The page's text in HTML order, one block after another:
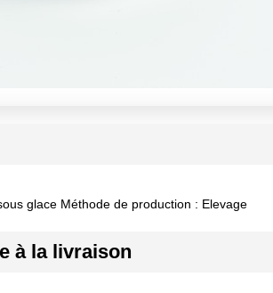
glace Méthode de production : Elevage
à la livraison